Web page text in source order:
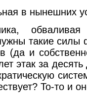
в нынешних
такие силы
(да и
этак за
То-то и